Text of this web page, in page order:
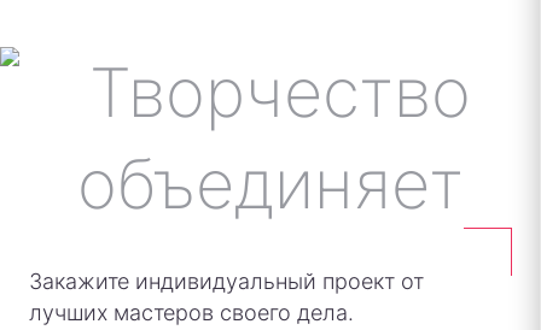
Закажите индивидуальный проект от
лучших мастеров своего дела.